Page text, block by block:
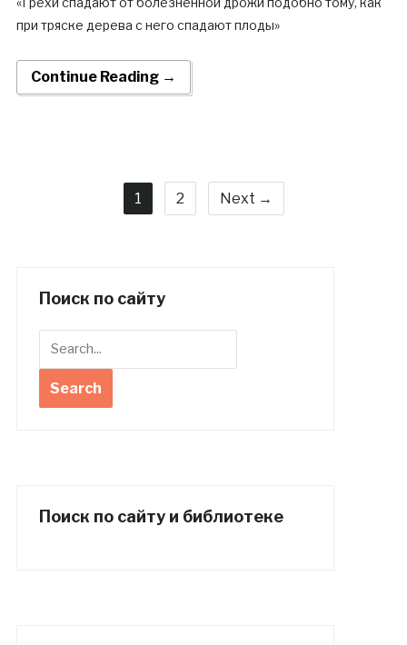
при тряске дерева с него спадают плоды»
Continue Reading →
1 2 Next →
Поиск по сайту
Поиск по сайту и библиотеке